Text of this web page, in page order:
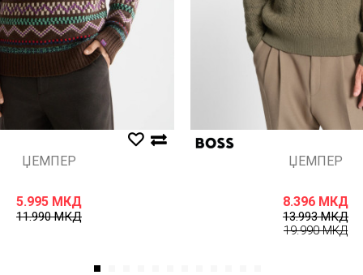
ЏЕМПЕР
5.995 МКД
11.990МКД
ЏЕМПЕР
8.396 МКД
13.993МКД
19.990МКД
1